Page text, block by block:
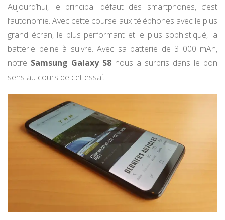
Aujourd’hui, le principal défaut des smartphones, c’est
l’autonomie. Avec cette course aux téléphones avec le plus
grand écran, le plus performant et le plus sophistiqué, la
batterie peine à suivre. Avec sa batterie de 3 000 mAh,
notre Samsung Galaxy S8 nous a surpris dans le bon
sens au cours de cet essai.